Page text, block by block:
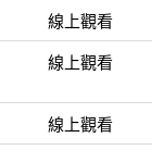
線上觀看
線上觀看
線上觀看